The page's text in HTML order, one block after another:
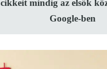
cikkeit mindig az elsők
Google-ben